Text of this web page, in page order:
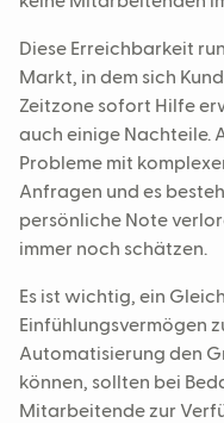
Diese Erreichbarkeit
Markt, in dem sich
Zeitzone sofort Hilfe
auch einige Nachteile.
Probleme mit
Anfragen und es
persönliche Note
immer noch schätzen.
Es ist wichtig, ein
Einfühlungsvermögen
Automatisierung den
können, sollten bei
Mitarbeitende zur